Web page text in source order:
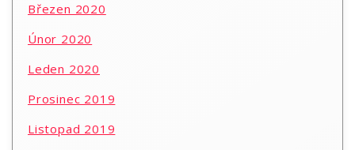
Březen 2020
Únor 2020
Leden 2020
Prosinec 2019
Listopad 2019